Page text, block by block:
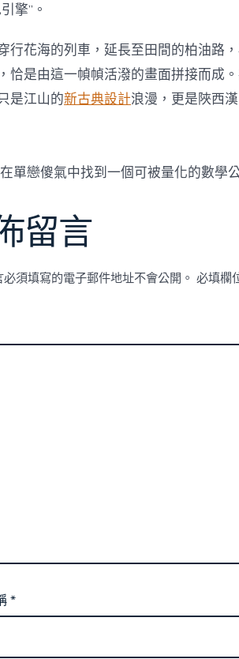
擎”。
行花海的列車，延長至田間的柏油路
恰是由這一幀幀活潑的畫面拼接而成
是江山的新古典設計浪漫，更是陜西
單戀傻氣中找到一個可被量化的數學
留言
須填寫的電子郵件地址不會公開。 必填欄
*